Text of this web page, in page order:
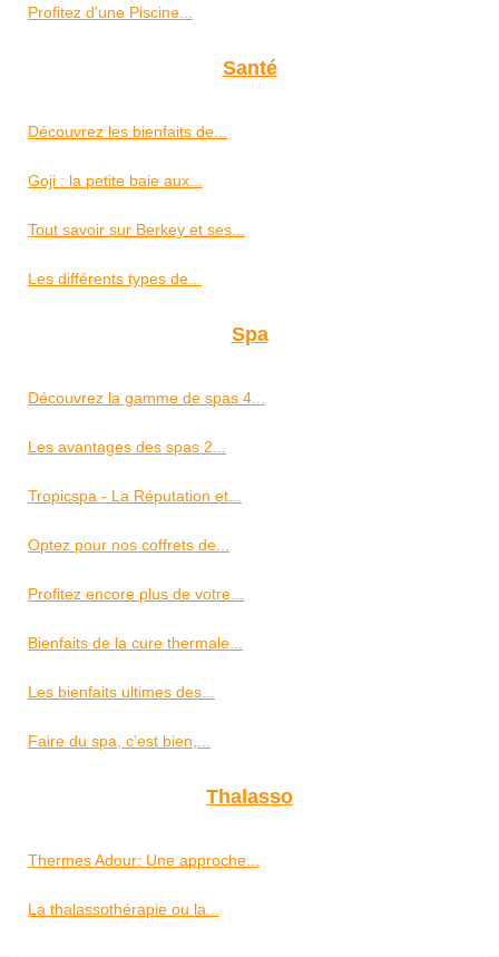
Profitez d'une Piscine...
Santé
Découvrez les bienfaits de...
Goji : la petite baie aux...
Tout savoir sur Berkey et ses...
Les différents types de...
Spa
Découvrez la gamme de spas 4...
Les avantages des spas 2...
Tropicspa - La Réputation et...
Optez pour nos coffrets de...
Profitez encore plus de votre...
Bienfaits de la cure thermale...
Les bienfaits ultimes des...
Faire du spa, c’est bien,...
Thalasso
Thermes Adour: Une approche...
La thalassothérapie ou la...